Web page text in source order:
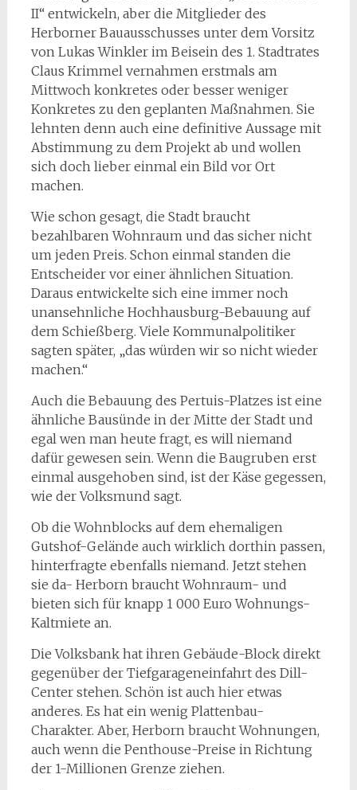
II“ entwickeln, aber die Mitglieder des
Herborner Bauausschusses unter dem Vorsitz
von Lukas Winkler im Beisein des 1. Stadtrates
Claus Krimmel vernahmen erstmals am
Mittwoch konkretes oder besser weniger
Konkretes zu den geplanten Maßnahmen. Sie
lehnten denn auch eine definitive Aussage mit
Abstimmung zu dem Projekt ab und wollen
sich doch lieber einmal ein Bild vor Ort
machen.
Wie schon gesagt, die Stadt braucht
bezahlbaren Wohnraum und das sicher nicht
um jeden Preis. Schon einmal standen die
Entscheider vor einer ähnlichen Situation.
Daraus entwickelte sich eine immer noch
unansehnliche Hochhausburg-Bebauung auf
dem Schießberg. Viele Kommunalpolitiker
sagten später, „das würden wir so nicht wieder
machen.“
Auch die Bebauung des Pertuis-Platzes ist eine
ähnliche Bausünde in der Mitte der Stadt und
egal wen man heute fragt, es will niemand
dafür gewesen sein. Wenn die Baugruben erst
einmal ausgehoben sind, ist der Käse gegessen,
wie der Volksmund sagt.
Ob die Wohnblocks auf dem ehemaligen
Gutshof-Gelände auch wirklich dorthin passen,
hinterfragte ebenfalls niemand. Jetzt stehen
sie da- Herborn braucht Wohnraum- und
bieten sich für knapp 1 000 Euro Wohnungs-
Kaltmiete an.
Die Volksbank hat ihren Gebäude-Block direkt
gegenüber der Tiefgarageneinfahrt des Dill-
Center stehen. Schön ist auch hier etwas
anderes. Es hat ein wenig Plattenbau-
Charakter. Aber, Herborn braucht Wohnungen,
auch wenn die Penthouse-Preise in Richtung
der 1-Millionen Grenze ziehen.